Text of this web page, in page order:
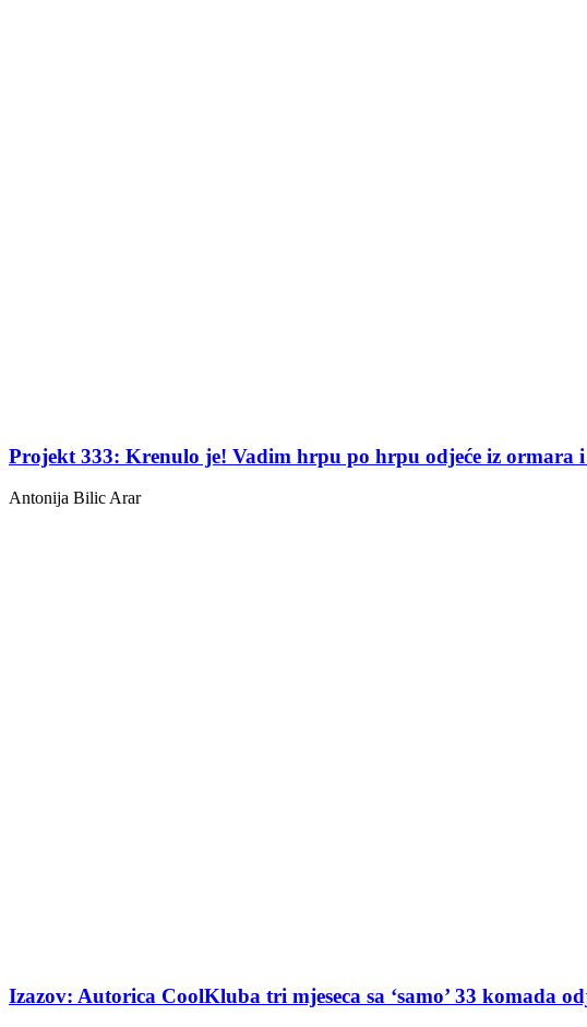
Projekt 333: Krenulo je! Vadim hrpu po hrpu odjeće iz
Antonija Bilic Arar
Izazov: Autorica CoolKluba tri mjeseca sa ‘samo’ 33 komada